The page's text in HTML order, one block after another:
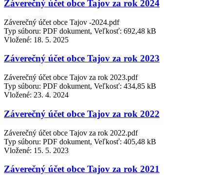
Záverečný účet obce Tajov za rok 2024
Záverečný účet obce Tajov -2024.pdf
Typ súboru: PDF dokument, Veľkosť: 692,48 kB
Vložené: 18. 5. 2025
Záverečný účet obce Tajov za rok 2023
Záverečný účet obce Tajov za rok 2023.pdf
Typ súboru: PDF dokument, Veľkosť: 434,85 kB
Vložené: 23. 4. 2024
Záverečný účet obce Tajov za rok 2022
Záverečný účet obce Tajov za rok 2022.pdf
Typ súboru: PDF dokument, Veľkosť: 405,48 kB
Vložené: 15. 5. 2023
Záverečný účet obce Tajov za rok 2021